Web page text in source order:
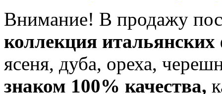
Внимание! В продажу
коллекция итальянских
ясеня, дуба, ореха,
знаком 100% качества,